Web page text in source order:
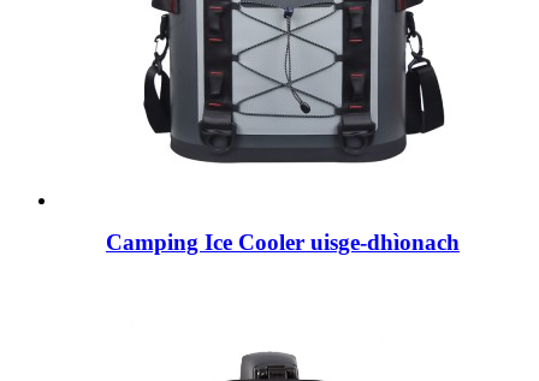
Camping Ice Cooler uisge-dhìonach